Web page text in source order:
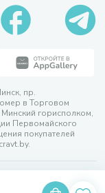
пр.
в Торговом
горисполком,
Первомайского
покупателей